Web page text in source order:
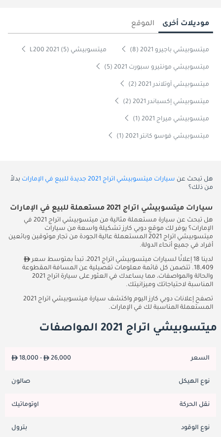
موديلات أخرى الموقع
ميتسوبيشي باجيرو 2021 (8) ميتسوبيشي L200 2021 (5)
ميتسوبيشي مونتيرو سبورت 2021 (5)
ميتسوبيشي آوتلاندر 2021 (2)
ميتسوبيشي إكسباندر 2021 (2)
ميتسوبيشي ميراج 2021 (1)
ميتسوبيشي فوسو كانتر 2021 (1)
هل تبحث عن سيارات ميتسوبيشي اتراج 2021 جديدة للبيع في الإمارات
بدلاً
من ذلك؟
سيارات ميتسوبيشي اتراج 2021 مستعملة للبيع في الإمارات
هل تبحث عن سيارة مستعملة مثالية من ميتسوبيشي اتراج 2021 في
الإمارات؟ يوفر لك موقع دوبي كارز تشكيلة واسعة من سيارات
ميتسوبيشي اتراج 2021 المستعملة عالية الجودة من تجار موثوقين وبائعين
أفراد في جميع أنحاء الدولة.
لدينا 18 إعلانًا لسيارات ميتسوبيشي اتراج 2021، تبدأ بمتوسط سعر
18,409. تتضمن كل قائمة معلومات تفصيلية عن المسافة المقطوعة
والحالة والمواصفات، مما يساعدك في العثور على سيارة اتراج 2021
المناسبة لاحتياجاتك وميزانيتك.
تصفح إعلانات دوبي كارز اليوم واكتشف سيارة ميتسوبيشي اتراج 2021
المستعملة المناسبة لك في الإمارات.
ميتسوبيشي اتراج 2021 المواصفات
السعر 18,000 - 26,000
نوع الهيكل صالون
نقل الحركة اوتوماتيك
نوع الوقود بترول